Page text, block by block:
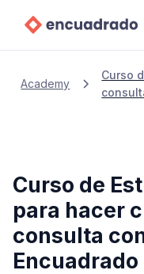
Academy
Curso
Curso de
para hacer
consulta
Encuadrado